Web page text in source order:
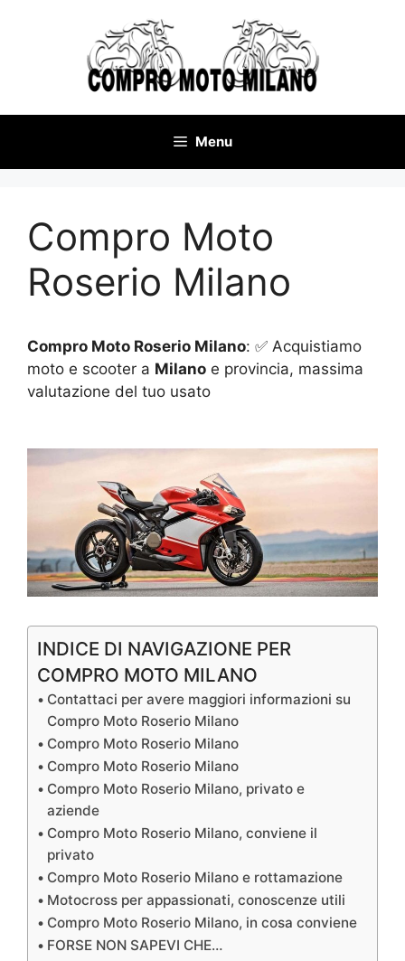
Menu
Compro Moto
Roserio Milano
Compro Moto Roserio Milano: ✅ Acquistiamo
moto e scooter a Milano e provincia, massima
valutazione del tuo usato
INDICE DI NAVIGAZIONE PER
COMPRO MOTO MILANO
Contattaci per avere maggiori informazioni su
Compro Moto Roserio Milano
Compro Moto Roserio Milano
Compro Moto Roserio Milano
Compro Moto Roserio Milano, privato e
aziende
Compro Moto Roserio Milano, conviene il
privato
Compro Moto Roserio Milano e rottamazione
Motocross per appassionati, conoscenze utili
Compro Moto Roserio Milano, in cosa conviene
FORSE NON SAPEVI CHE…